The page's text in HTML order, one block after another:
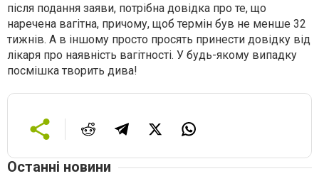
після подання заяви, потрібна довідка про те, що
наречена вагітна, причому, щоб термін був не менше 32
тижнів. А в іншому просто просять принести довідку від
лікаря про наявність вагітності. У будь-якому випадку
посмішка творить дива!
Останні новини